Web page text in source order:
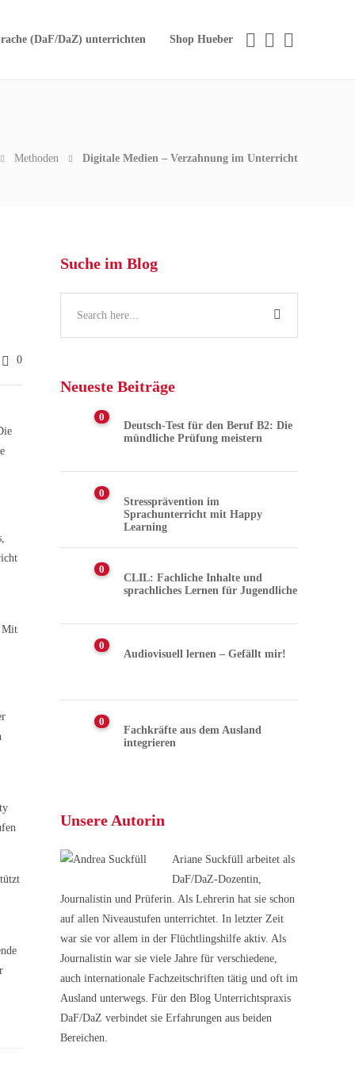
(DaF/DaZ) unterrichten Shop Hueber
Methoden Digitale Medien – Verzahnung im Unterricht
0
Mit
Suche im Blog
Neueste Beiträge
0
Deutsch-Test für den Beruf B2: Die
mündliche Prüfung meistern
0
Stressprävention im
Sprachunterricht mit Happy
Learning
0
CLIL: Fachliche Inhalte und
sprachliches Lernen für Jugendliche
0
Audiovisuell lernen – Gefällt mir!
0
Fachkräfte aus dem Ausland
integrieren
Unsere Autorin
Ariane Suckfüll arbeitet als
DaF/DaZ-Dozentin,
Journalistin und Prüferin. Als Lehrerin hat sie schon
auf allen Niveaustufen unterrichtet. In letzter Zeit
war sie vor allem in der Flüchtlingshilfe aktiv. Als
Journalistin war sie viele Jahre für verschiedene,
auch internationale Fachzeitschriften tätig und oft im
Ausland unterwegs. Für den Blog Unterrichtspraxis
DaF/DaZ verbindet sie Erfahrungen aus beiden
Bereichen.